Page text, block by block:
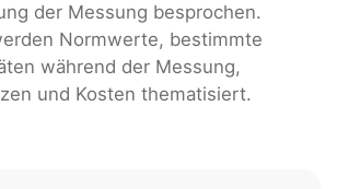
der Messung besprochen.
Normwerte, bestimmte
während der Messung,
und Kosten thematisiert.